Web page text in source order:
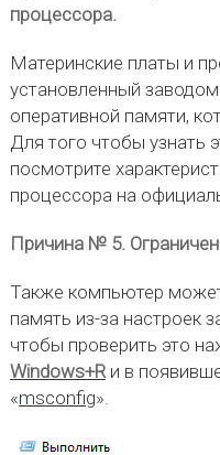
процессора.
Материнские платы и
установленный
оперативной памяти,
Для того чтобы узнать
посмотрите
процессора на
Причина № 5.
Также компьютер
память из-за настроек
чтобы проверить это
Windows+Rи в
«msconfig».